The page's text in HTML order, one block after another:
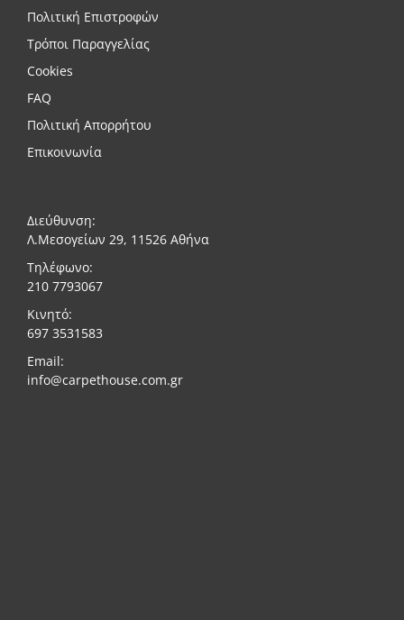
Πολιτική Επιστροφών
Τρόποι Παραγγελίας
Cookies
FAQ
Πολιτική Απορρήτου
Επικοινωνία
Διεύθυνση:
Λ.Μεσογείων 29, 11526 Αθήνα
Τηλέφωνο:
210 7793067
Κινητό:
697 3531583
Email:
info@carpethouse.com.gr